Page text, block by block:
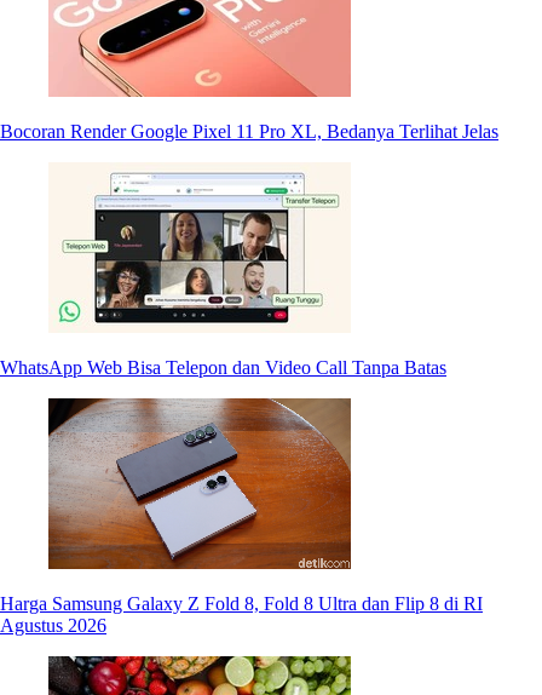
Bocoran Render Google Pixel 11 Pro XL, Bedanya Terlihat Jelas
WhatsApp Web Bisa Telepon dan Video Call Tanpa Batas
Harga Samsung Galaxy Z Fold 8, Fold 8 Ultra dan Flip 8 di RI
Agustus 2026